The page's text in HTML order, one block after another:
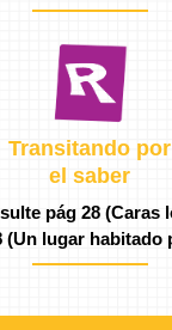
Transitando por
el saber
pág 28 (Caras
(Un lugar habitado